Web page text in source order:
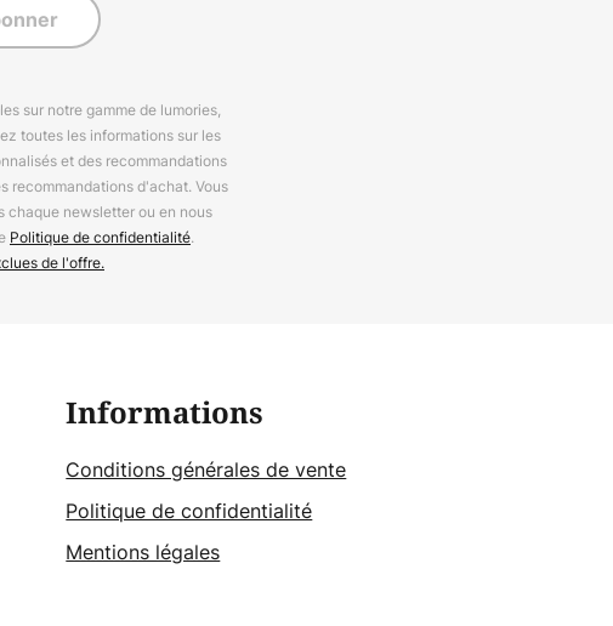
sur notre gamme de lumories,
toutes les informations sur les
et des recommandations
recommandations d'achat. Vous
chaque newsletter ou en nous
Politique de confidentialité.
de l'offre.
Informations
Conditions générales de vente
Politique de confidentialité
Mentions légales